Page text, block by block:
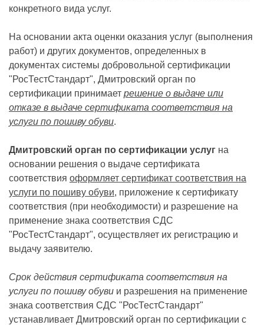
конкретного вида услуг.
На основании акта оценки оказания услуг (выполнения
работ) и других документов, определенных в
документах системы добровольной сертификации
"РосТестСтандарт", Дмитровский орган по
сертификации принимает решение о выдаче или
отказе в выдаче сертификата соответствия на
услуги по пошиву обуви.
Дмитровский орган по сертификации услуг на
основании решения о выдаче сертификата
соответствия оформляет сертификат соответствия на
услуги по пошиву обуви, приложение к сертификату
соответствия (при необходимости) и разрешение на
применение знака соответствия СДС
"РосТестСтандарт", осуществляет их регистрацию и
выдачу заявителю.
Срок действия сертификата соответствия на
услуги по пошиву обуви и разрешения на применение
знака соответствия СДС "РосТестСтандарт"
устанавливает Дмитровский орган по сертификации с